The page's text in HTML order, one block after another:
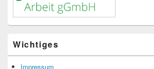
Wichtiges
Impressum